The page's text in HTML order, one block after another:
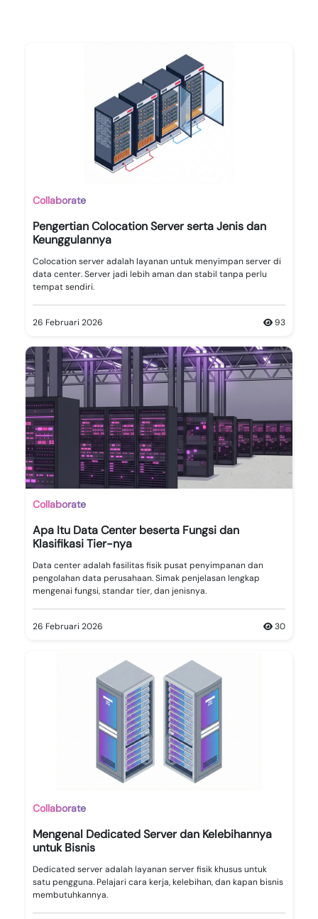
Collaborate
Pengertian Colocation Server serta Jenis dan
Keunggulannya
Colocation server adalah layanan untuk menyimpan server di
data center. Server jadi lebih aman dan stabil tanpa perlu
tempat sendiri.
26 Februari 2026 93
Collaborate
Apa Itu Data Center beserta Fungsi dan
Klasifikasi Tier-nya
Data center adalah fasilitas fisik pusat penyimpanan dan
pengolahan data perusahaan. Simak penjelasan lengkap
mengenai fungsi, standar tier, dan jenisnya.
26 Februari 2026 30
Collaborate
Mengenal Dedicated Server dan Kelebihannya
untuk Bisnis
Dedicated server adalah layanan server fisik khusus untuk
satu pengguna. Pelajari cara kerja, kelebihan, dan kapan bisnis
membutuhkannya.